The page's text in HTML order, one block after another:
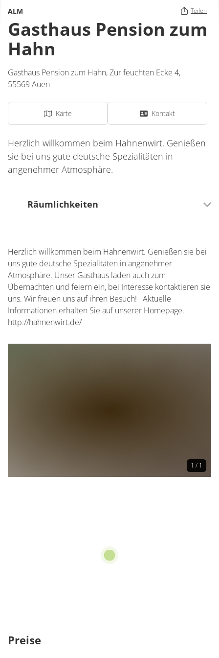
ALM Teilen
Gasthaus Pension zum
Hahn
Gasthaus Pension zum Hahn,Zur feuchten Ecke 4,
55569 Auen
Karte Kontakt
Herzlich willkommen beim Hahnenwirt. Genießen
sie bei uns gute deutsche Spezialitäten in
angenehmer Atmosphäre.
Räumlichkeiten
0 Sitzplätze (außen)
Herzlich willkommen beim Hahnenwirt. Genießen sie bei
uns gute deutsche Spezialitäten in angenehmer
Atmosphäre. Unser Gasthaus laden auch zum
Übernachten und feiern ein, bei Interesse kontaktieren sie
uns. Wir freuen uns auf ihren Besuch! Aktuelle
Informationen erhalten Sie auf unserer Homepage.
http://hahnenwirt.de/
1 / 1
Preise